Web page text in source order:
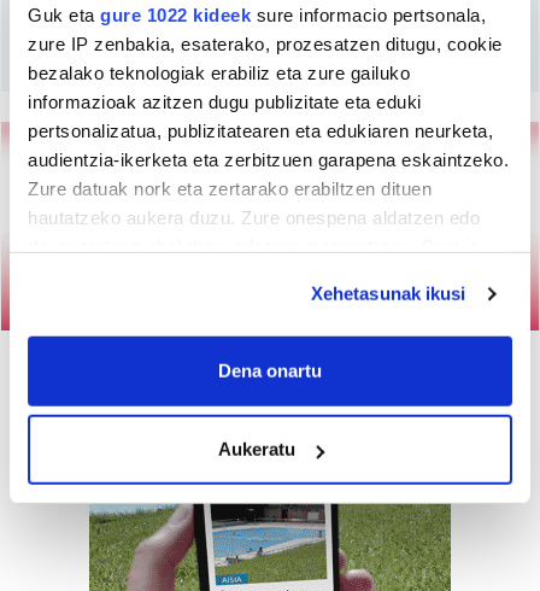
Guk eta gure 1022 kideek sure informacio pertsonala,
zure IP zenbakia, esaterako, prozesatzen ditugu, cookie
bezalako teknologiak erabiliz eta zure gailuko
informazioak azitzen dugu publizitate eta eduki
pertsonalizatua, publizitatearen eta edukiaren neurketa,
audientzia-ikerketa eta zerbitzuen garapena eskaintzeko.
Zure datuak nork eta zertarako erabiltzen dituen
hautatzeko aukera duzu. Zure onespena aldatzen edo
If you allow, we would also like to:
Collect information about your geographical
Identify your device by actively scanning it for
specific characteristics (fingerprinting)
Find out more about how your personal data is processed
and set your preferences in thedetails section.
Xehetasunak ikusi
Dena onartu
Aukeratu
Harpidetu